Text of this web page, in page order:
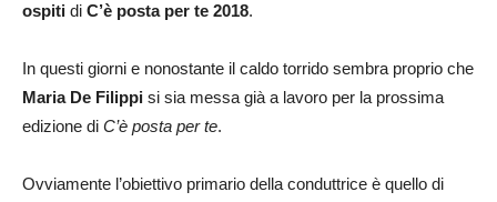
ospiti di C’è posta per te 2018.
In questi giorni e nonostante il caldo torrido sembra proprio che
Maria De Filippi si sia messa già a lavoro per la prossima
edizione di C’è posta per te.
Ovviamente l’obiettivo primario della conduttrice è quello di